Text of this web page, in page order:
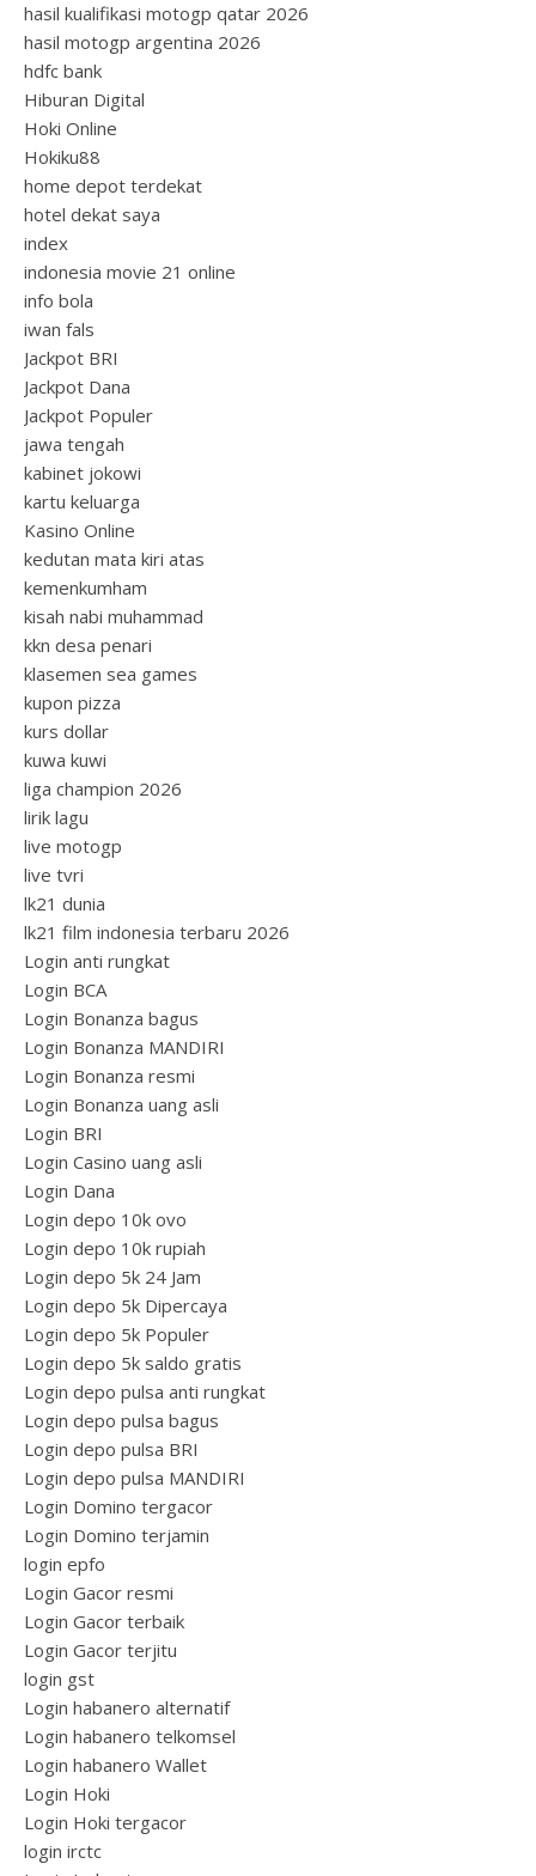
hasil kualifikasi motogp qatar 2026
hasil motogp argentina 2026
hdfc bank
Hiburan Digital
Hoki Online
Hokiku88
home depot terdekat
hotel dekat saya
index
indonesia movie 21 online
info bola
iwan fals
Jackpot BRI
Jackpot Dana
Jackpot Populer
jawa tengah
kabinet jokowi
kartu keluarga
Kasino Online
kedutan mata kiri atas
kemenkumham
kisah nabi muhammad
kkn desa penari
klasemen sea games
kupon pizza
kurs dollar
kuwa kuwi
liga champion 2026
lirik lagu
live motogp
live tvri
lk21 dunia
lk21 film indonesia terbaru 2026
Login anti rungkat
Login BCA
Login Bonanza bagus
Login Bonanza MANDIRI
Login Bonanza resmi
Login Bonanza uang asli
Login BRI
Login Casino uang asli
Login Dana
Login depo 10k ovo
Login depo 10k rupiah
Login depo 5k 24 Jam
Login depo 5k Dipercaya
Login depo 5k Populer
Login depo 5k saldo gratis
Login depo pulsa anti rungkat
Login depo pulsa bagus
Login depo pulsa BRI
Login depo pulsa MANDIRI
Login Domino tergacor
Login Domino terjamin
login epfo
Login Gacor resmi
Login Gacor terbaik
Login Gacor terjitu
login gst
Login habanero alternatif
Login habanero telkomsel
Login habanero Wallet
Login Hoki
Login Hoki tergacor
login irctc